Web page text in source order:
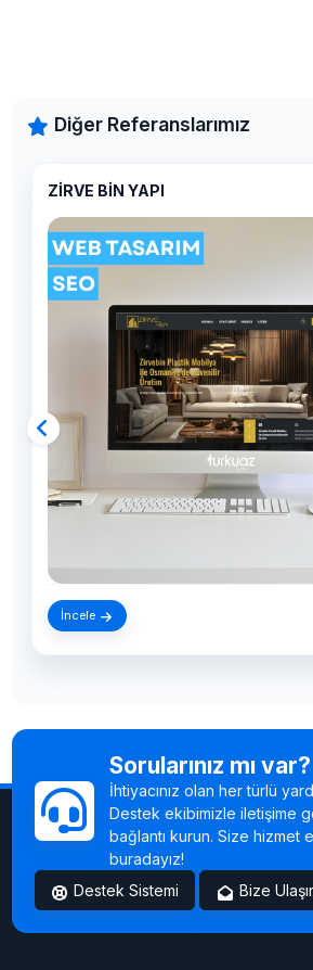
Diğer Referanslarımız
İZMİR SU TESİSATÇISI
Web Sitesine Git
Sorularınız mı var?
İhtiyacınız olan her türlü
Destek ekibimizle iletişime
bağlantı kurun. Size hizmet
buradayız!
Destek Sistemi
Bize